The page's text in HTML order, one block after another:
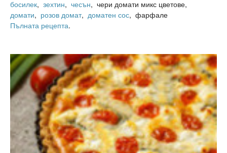
босилек, зехтин, чесън, чери домати микс цветове,
домати, розов домат, доматен сос, фарфале
Пълната рецепта.